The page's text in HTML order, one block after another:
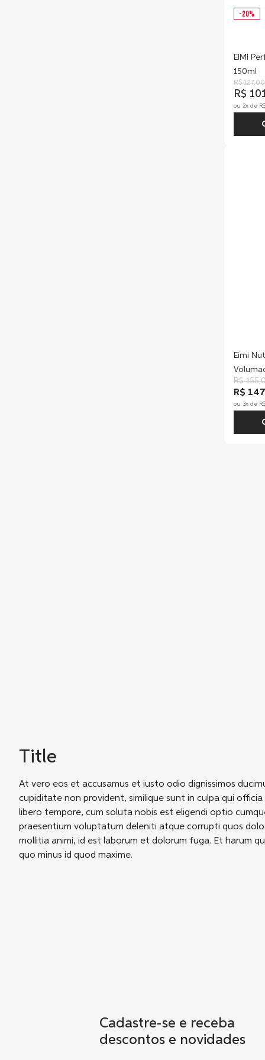
-20%
EIMI
150ml
R$ 127,00
R$
ou 2x de R$
Eimi
R$ 155,
R$
ou 3x de R$
Title
At vero eos et accusamus et iusto odio dignissimos
cupiditate non provident, similique sunt in culpa qui
libero tempore, cum soluta nobis est eligendi optio
praesentium voluptatum deleniti atque corrupti quos
mollitia animi, id est laborum et dolorum fuga. Et harum
quo minus id quod maxime.
Cadastre-se e receba
descontos e novidades